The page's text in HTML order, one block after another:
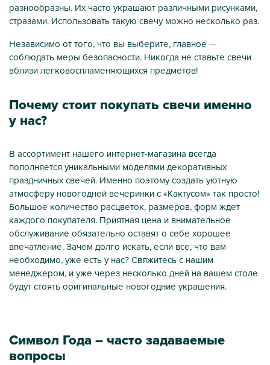
разнообразны. Их часто украшают различными рисунками,
стразами. Использовать такую свечу можно несколько раз.
Независимо от того, что вы выберите, главное —
соблюдать меры безопасности. Никогда не ставьте свечи
вблизи легковоспламеняющихся предметов!
Почему стоит покупать свечи именно
у нас?
В ассортимент нашего интернет-магазина всегда
пополняется уникальными моделями декоративных
праздничных свечей. Именно поэтому создать уютную
атмосферу новогодней вечеринки с «Кактусом» так просто!
Большое количество расцветок, размеров, форм ждет
каждого покупателя. Приятная цена и внимательное
обслуживание обязательно оставят о себе хорошее
впечатление. Зачем долго искать, если все, что вам
необходимо, уже есть у нас? Свяжитесь с нашим
менеджером, и уже через несколько дней на вашем столе
будут стоять оригинальные новогодние украшения.
Символ Года – часто задаваемые
вопросы